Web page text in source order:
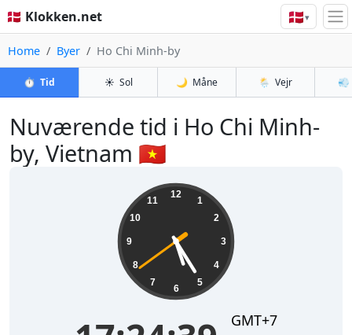
🇩🇰 Klokken.net 🇩🇰▾
Home Byer Ho Chi Minh-by
⏱️ Tid ☀️ Sol 🌙 Måne 🌦️ Vejr 💨
Nuværende tid i Ho Chi Minh-
by, Vietnam 🇻🇳
12
1
2
3
4
5
6
7
8
9
10
11
GMT+7